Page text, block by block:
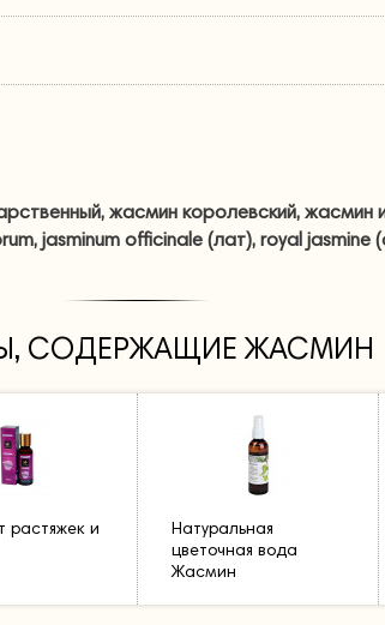
жасмин королевский, жасмин
jasminum officinale (лат), royal jasmine
СОДЕРЖАЩИЕ ЖАСМИН
растяжек и
Натуральная
цветочная вода
Жасмин